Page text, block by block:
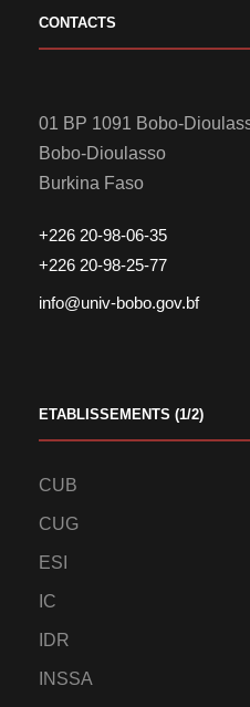
CONTACTS
01 BP 1091 Bobo-
Bobo-Dioulasso
Burkina Faso
+226 20-98-06-35
+226 20-98-25-77
info@univ-bobo.gov.bf
ETABLISSEMENTS (1/2)
CUB
CUG
ESI
IC
IDR
INSSA